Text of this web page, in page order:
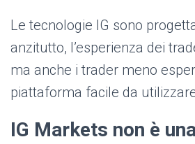
Le tecnologie IG sono
anzitutto, l’esperienza dei
ma anche i trader meno
piattaforma facile da
IG Markets non è